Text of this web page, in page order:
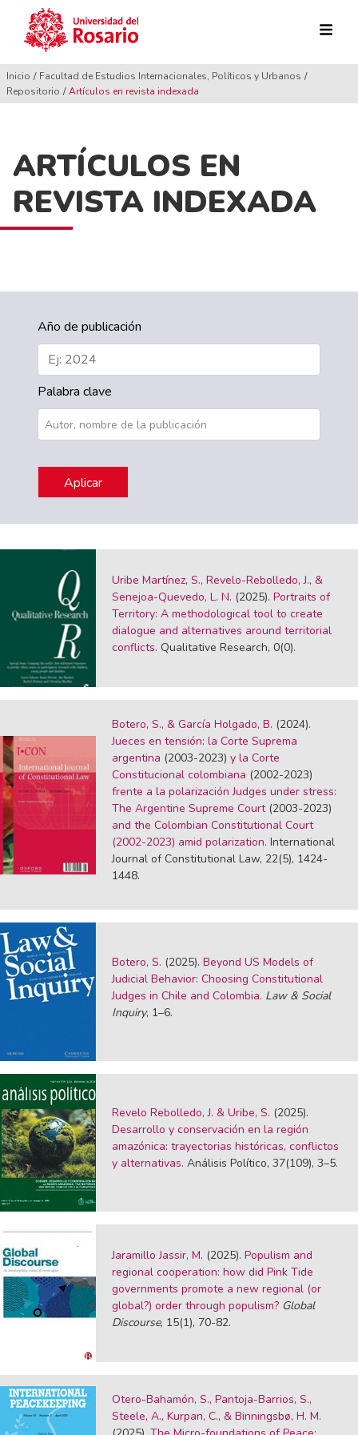
Pasar al contenido principal
Inicio
Facultad de Estudios Internacionales, Políticos y Urbanos
Repositorio
Artículos en revista indexada
ARTÍCULOS EN
REVISTA INDEXADA
Año de publicación
Palabra clave
Uribe Martínez, S., Revelo-Rebolledo, J., &
Senejoa-Quevedo, L. N. (2025). Portraits of
Territory: A methodological tool to create
dialogue and alternatives around territorial
conflicts. Qualitative Research, 0(0).
Botero, S., & García Holgado, B. (2024).
Jueces en tensión: la Corte Suprema
argentina (2003-2023) y la Corte
Constitucional colombiana (2002-2023)
frente a la polarización Judges under stress:
The Argentine Supreme Court (2003-2023)
and the Colombian Constitutional Court
(2002-2023) amid polarization. International
Journal of Constitutional Law, 22(5), 1424-
1448.
Botero, S. (2025). Beyond US Models of
Judicial Behavior: Choosing Constitutional
Judges in Chile and Colombia. Law & Social
Inquiry, 1–6.
Revelo Rebolledo, J. & Uribe, S. (2025).
Desarrollo y conservación en la región
amazónica: trayectorias históricas, conflictos
y alternativas. Análisis Político, 37(109), 3–5.
Jaramillo Jassir, M. (2025). Populism and
regional cooperation: how did Pink Tide
governments promote a new regional (or
global?) order through populism? Global
Discourse, 15(1), 70-82.
Otero-Bahamón, S., Pantoja-Barrios, S.,
Steele, A., Kurpan, C., & Binningsbø, H. M.